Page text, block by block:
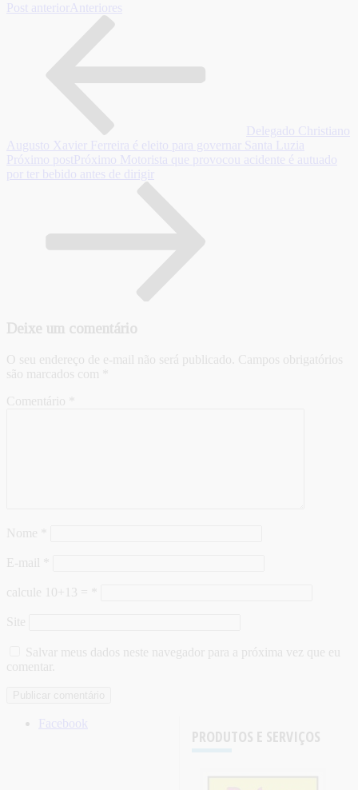
Post anterior Anteriores
Delegado Christiano
Augusto Xavier Ferreira é eleito para governar Santa Luzia
Próximo post Próximo Motorista que provocou acidente é autuado
por ter bebido antes de dirigir
Deixe um comentário
O seu endereço de e-mail não será publicado. Campos obrigatórios
são marcados com
Comentário
Nome
E-mail
calcule 10+13 =
Site
Salvar meus dados neste navegador para a próxima vez que eu
comentar.
PRODUTOS E SERVIÇOS
Facebook